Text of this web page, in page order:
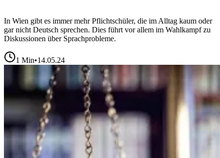
In Wien gibt es immer mehr Pflichtschüler, die im Alltag kaum oder
gar nicht Deutsch sprechen. Dies führt vor allem im Wahlkampf zu
Diskussionen über Sprachprobleme.
1 Min•14.05.24